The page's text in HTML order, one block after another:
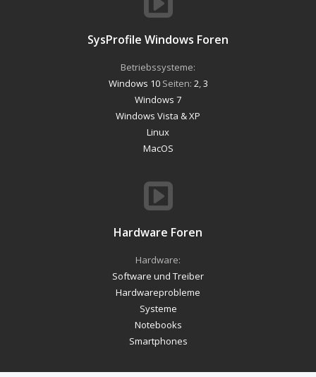
SysProfile Windows Foren
Betriebssysteme:
Windows 10Seiten: 2 3
Windows 7
Windows Vista & XP
Linux
MacOS
Hardware Foren
Hardware:
Software und Treiber
Hardwareprobleme
Systeme
Notebooks
Smartphones